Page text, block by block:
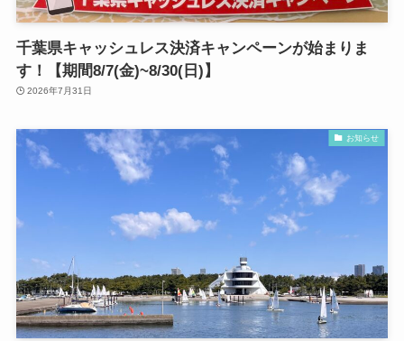
千葉県キャッシュレス決済キャンペーンが始まりま
す！【期間8/7(金)~8/30(日)】
2026年7月31日
お知らせ